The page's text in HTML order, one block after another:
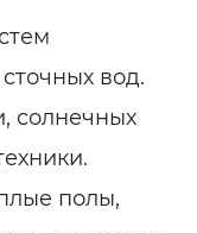
вод.
солнечных
полы,